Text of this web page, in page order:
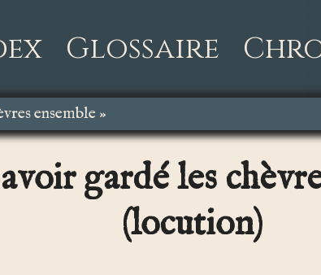
Glossaire
ensemble »
gardé les
(locution)